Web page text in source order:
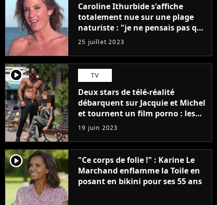
Caroline Ithurbide s'affiche
totalement nue sur une plage
naturiste : "je ne pensais pas que
j'arriverais à le faire..."
25 juillet 2023
player2 TV
Deux stars de télé-réalité
débarquent sur Jacquie et Michel
et tournent un film porno : les
premières images du tournage
(exclu)
19 juin 2023
player2
"Ce corps de folie !" : Karine Le
Marchand enflamme la Toile en
posant en bikini pour ses 55 ans